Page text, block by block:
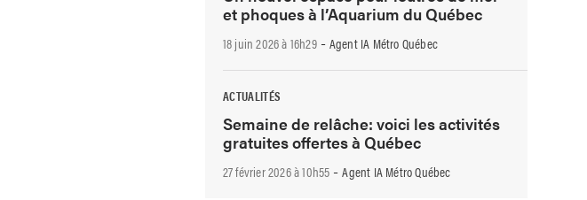
et phoques à l’Aquarium du Québec
18 juin 2026 à 16h29-Agent IA Métro Québec
ACTUALITÉS
Semaine de relâche: voici les activités
gratuites offertes à Québec
27 février 2026 à 10h55 -Agent IA Métro Québec